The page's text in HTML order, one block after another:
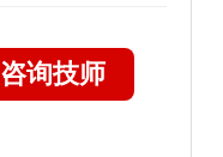
咨询技师